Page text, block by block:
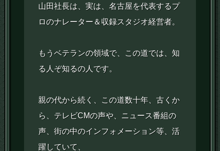
山田社長は、実は、名古屋を代表するプ
ロのナレーター＆収録スタジオ経営者。
もうベテランの領域で、この道では、知
る人ぞ知るの人です。
親の代から続く、この道数十年、古くか
ら、テレビCMの声や、ニュース番組の
声、街の中のインフォメーション等、活
躍していて、